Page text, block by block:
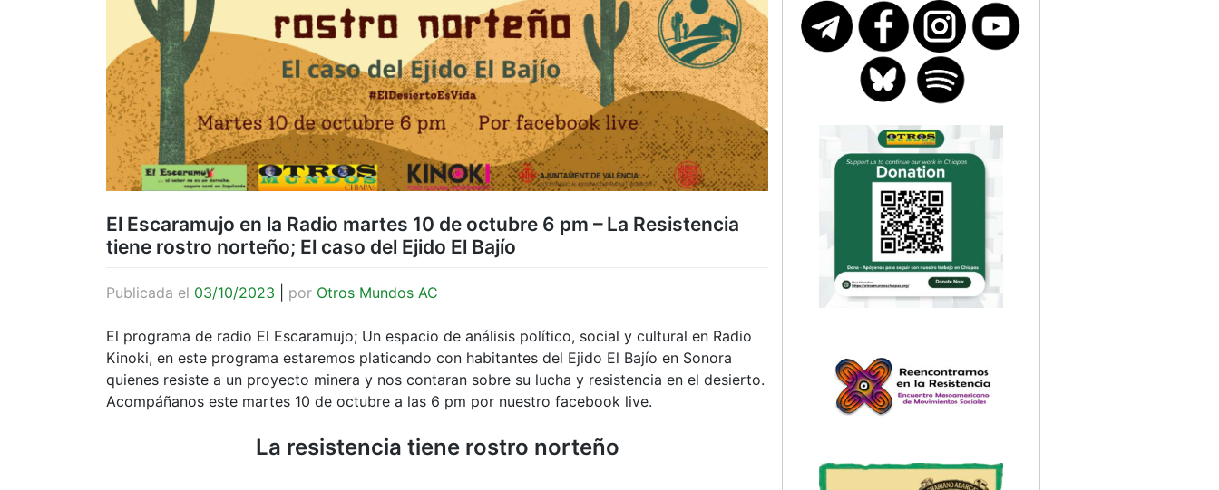
El Escaramujo en la Radio martes 10 de octubre 6 pm – La Resistencia
tiene rostro norteño; El caso del Ejido El Bajío
Publicada el 03/10/2023 por Otros Mundos AC
El programa de radio El Escaramujo; Un espacio de análisis político, social y cultural en Radio
Kinoki, en este programa estaremos platicando con habitantes del Ejido El Bajío en Sonora
quienes resiste a un proyecto minera y nos contaran sobre su lucha y resistencia en el desierto.
Acompáñanos este martes 10 de octubre a las 6 pm por nuestro facebook live.
La resistencia tiene rostro norteño